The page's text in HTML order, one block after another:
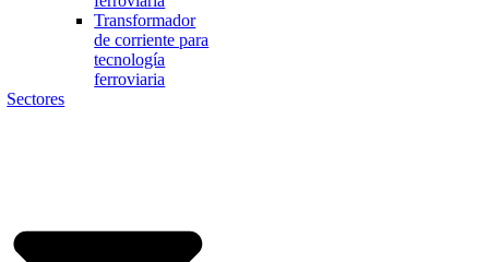
Transformador
de corriente para
tecnología
ferroviaria
Sectores